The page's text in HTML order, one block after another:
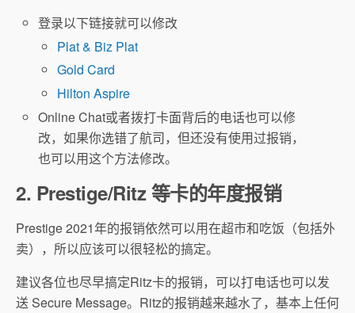
登录以下链接就可以修改
Plat & Biz Plat
Gold Card
Hilton Aspire
Online Chat或者拨打卡面背后的电话也可以修
改，如果你选错了航司，但还没有使用过报销，
也可以用这个方法修改。
2. Prestige/Ritz 等卡的年度报销
Prestige 2021年的报销依然可以用在超市和吃饭（包括外
卖），所以应该可以很轻松的搞定。
建议各位也尽早搞定Ritz卡的报销，可以打电话也可以发
送 Secure Message。Ritz的报销越来越水了，基本上任何